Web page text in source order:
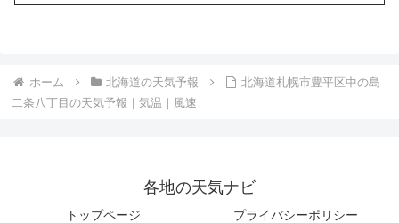
ホーム 北海道の天気予報
北海道札幌市豊平区中の島
二条八丁目の天気予報｜気温｜風速
各地の天気ナビ
トップページ プライバシーポリシー